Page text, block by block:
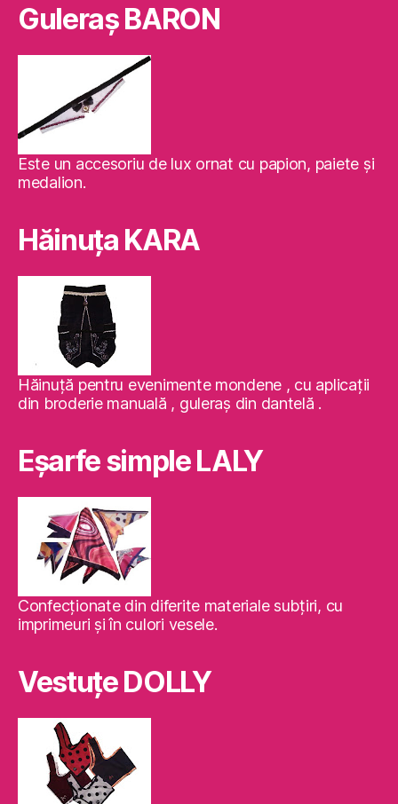
Guleraş BARON
Este un accesoriu de lux ornat cu papion, paiete şi
medalion.
Hăinuţa KARA
Hăinuţă pentru evenimente mondene , cu aplicaţii
din broderie manuală , guleraş din dantelă .
Eşarfe simple LALY
Confecţionate din diferite materiale subţiri, cu
imprimeuri şi în culori vesele.
Vestuţe DOLLY